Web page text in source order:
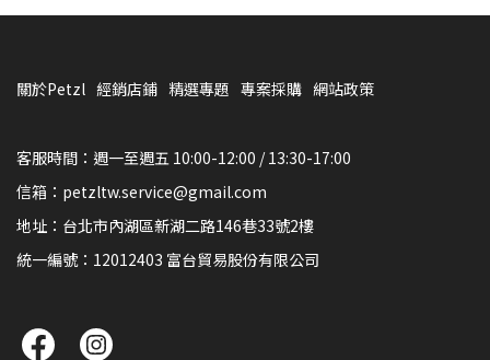
關於Petzl 經銷店鋪 精選專題 專案採購 網站政策
客服時間：週一至週五 10:00-12:00 / 13:30-17:00
信箱：petzltw.service@gmail.com
地址：台北市內湖區新湖二路146巷33號2樓
統一編號：12012403 富台貿易股份有限公司